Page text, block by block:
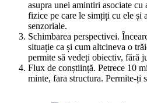
asupra unei amintiri asociate cu
fizice pe care le simțiți cu ele și
senzoriale.
Schimbarea perspectivei.
situație ca și cum altcineva o
permite să vedeți obiectiv, fără
Flux de conștiință. Petrece 10
minte, fara structura. Permite-ți